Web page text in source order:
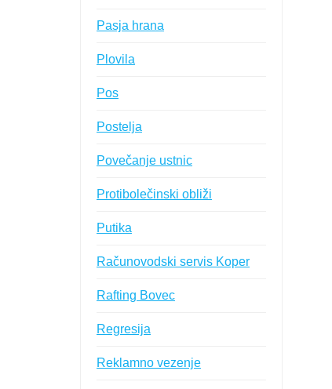
Pasja hrana
Plovila
Pos
Postelja
Povečanje ustnic
Protibolečinski obliži
Putika
Računovodski servis Koper
Rafting Bovec
Regresija
Reklamno vezenje